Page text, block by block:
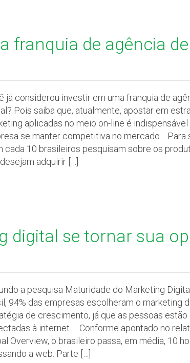
franquia de agência de
já considerou investir em uma franquia de
Pois saiba que, atualmente, apostar em
aplicadas no meio on-line é indispensável
se manter competitiva no mercado. Para
cada 10 brasileiros pesquisam sobre os
adquirir […]
digital se tornar sua
a pesquisa Maturidade do Marketing
94% das empresas escolheram o marketing
de crescimento, já que as pessoas estão
à internet. Conforme apontado no
Overview, o brasileiro passa, em média, 10
a web. Parte […]